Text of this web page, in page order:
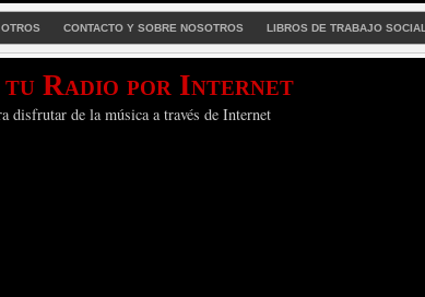
CONTACTO Y SOBRE NOSOTROS LIBROS DE TRABAJO SOCIAL
tu Radio por Internet
disfrutar de la música a través de Internet